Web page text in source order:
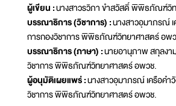
ผู้เขียน :นางสาวรวิภา ขำสวัสดิ์ พิพิธภัณฑ์วิ
บรรณาธิการ (วิชาการ) :นางสาวอุมาภรณ์
การกองวิชาการ พิพิธภัณฑ์วิทยาศาสตร์ อพ
บรรณาธิการ (ภาษา) :นายอานุภาพ สกุลงา
วิชาการ พิพิธภัณฑ์วิทยาศาสตร์ อพวช.
ผู้อนุมัติเผยแพร่ :นางสาวอุมาภรณ์ เครือคำ
วิชาการ พิพิธภัณฑ์วิทยาศาสตร์ อพวช.